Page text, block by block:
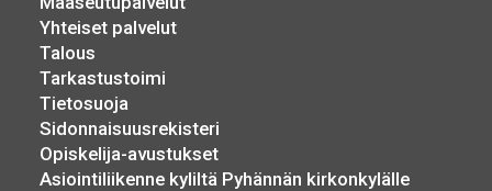
Yhteiset palvelut
Talous
Tarkastustoimi
Tietosuoja
Sidonnaisuusrekisteri
Opiskelija-avustukset
Asiointiliikenne kyliltä Pyhännän kirkonkylälle